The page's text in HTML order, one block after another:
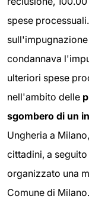
spese
condannava
ulteriori spese
nell'ambito delle
sgombero di un
Ungheria a
cittadini, a
organizzato una
Comune di